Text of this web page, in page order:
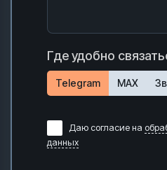
Где удобно
Telegram MAX
Даю согласие на
данных